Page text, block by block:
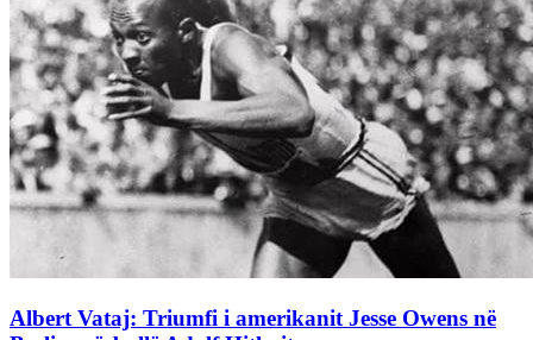
Albert Vataj: Triumfi i amerikanit Jesse Owens në